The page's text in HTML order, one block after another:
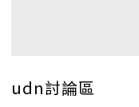
udn討論區